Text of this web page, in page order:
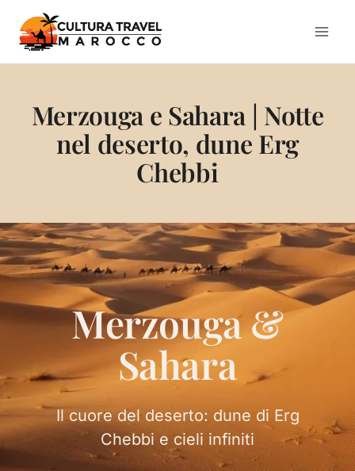
contenuto
Merzouga e Sahara | Notte
nel deserto, dune Erg
Chebbi
Merzouga &
Sahara
Il cuore del deserto: dune di Erg
Chebbi e cieli infiniti